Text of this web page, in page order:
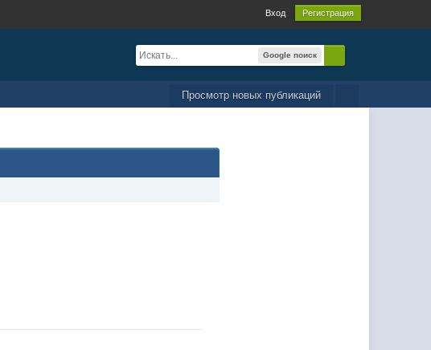
Вход Регистрация
Google поиск
Просмотр новых публикаций